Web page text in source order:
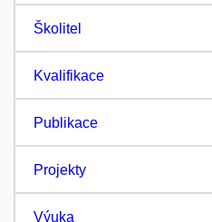
Školitel
Kvalifikace
Publikace
Projekty
Výuka